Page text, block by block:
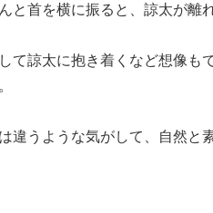
と首を横に振ると、諒太が離
て諒太に抱き着くなど想像も
違うような気がして、自然と